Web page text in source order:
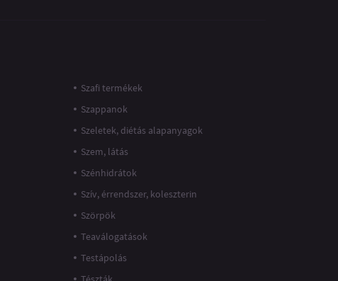
Szafi termékek
Szappanok
Szeletek, diétás alapanyagok
Szem, látás
Szénhidrátok
Szív, érrendszer, koleszterin
Szörpök
Teaválogatások
Testápolás